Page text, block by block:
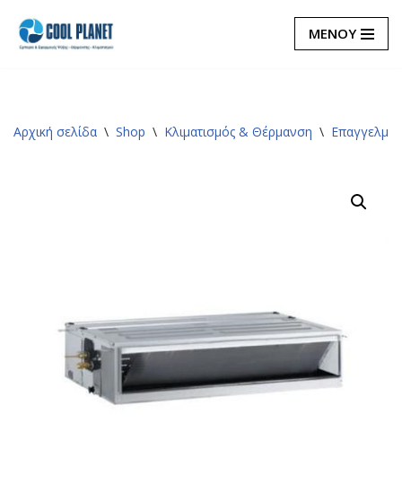
Μεταπηδήστε
ΜΕΝΟΥ
Αρχική σελίδα \ Shop \ Κλιματισμός & Θέρμανση \